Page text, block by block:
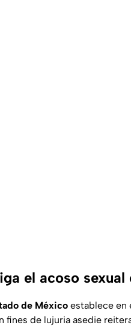
el acoso
de México establece en
fines de lujuria asedie